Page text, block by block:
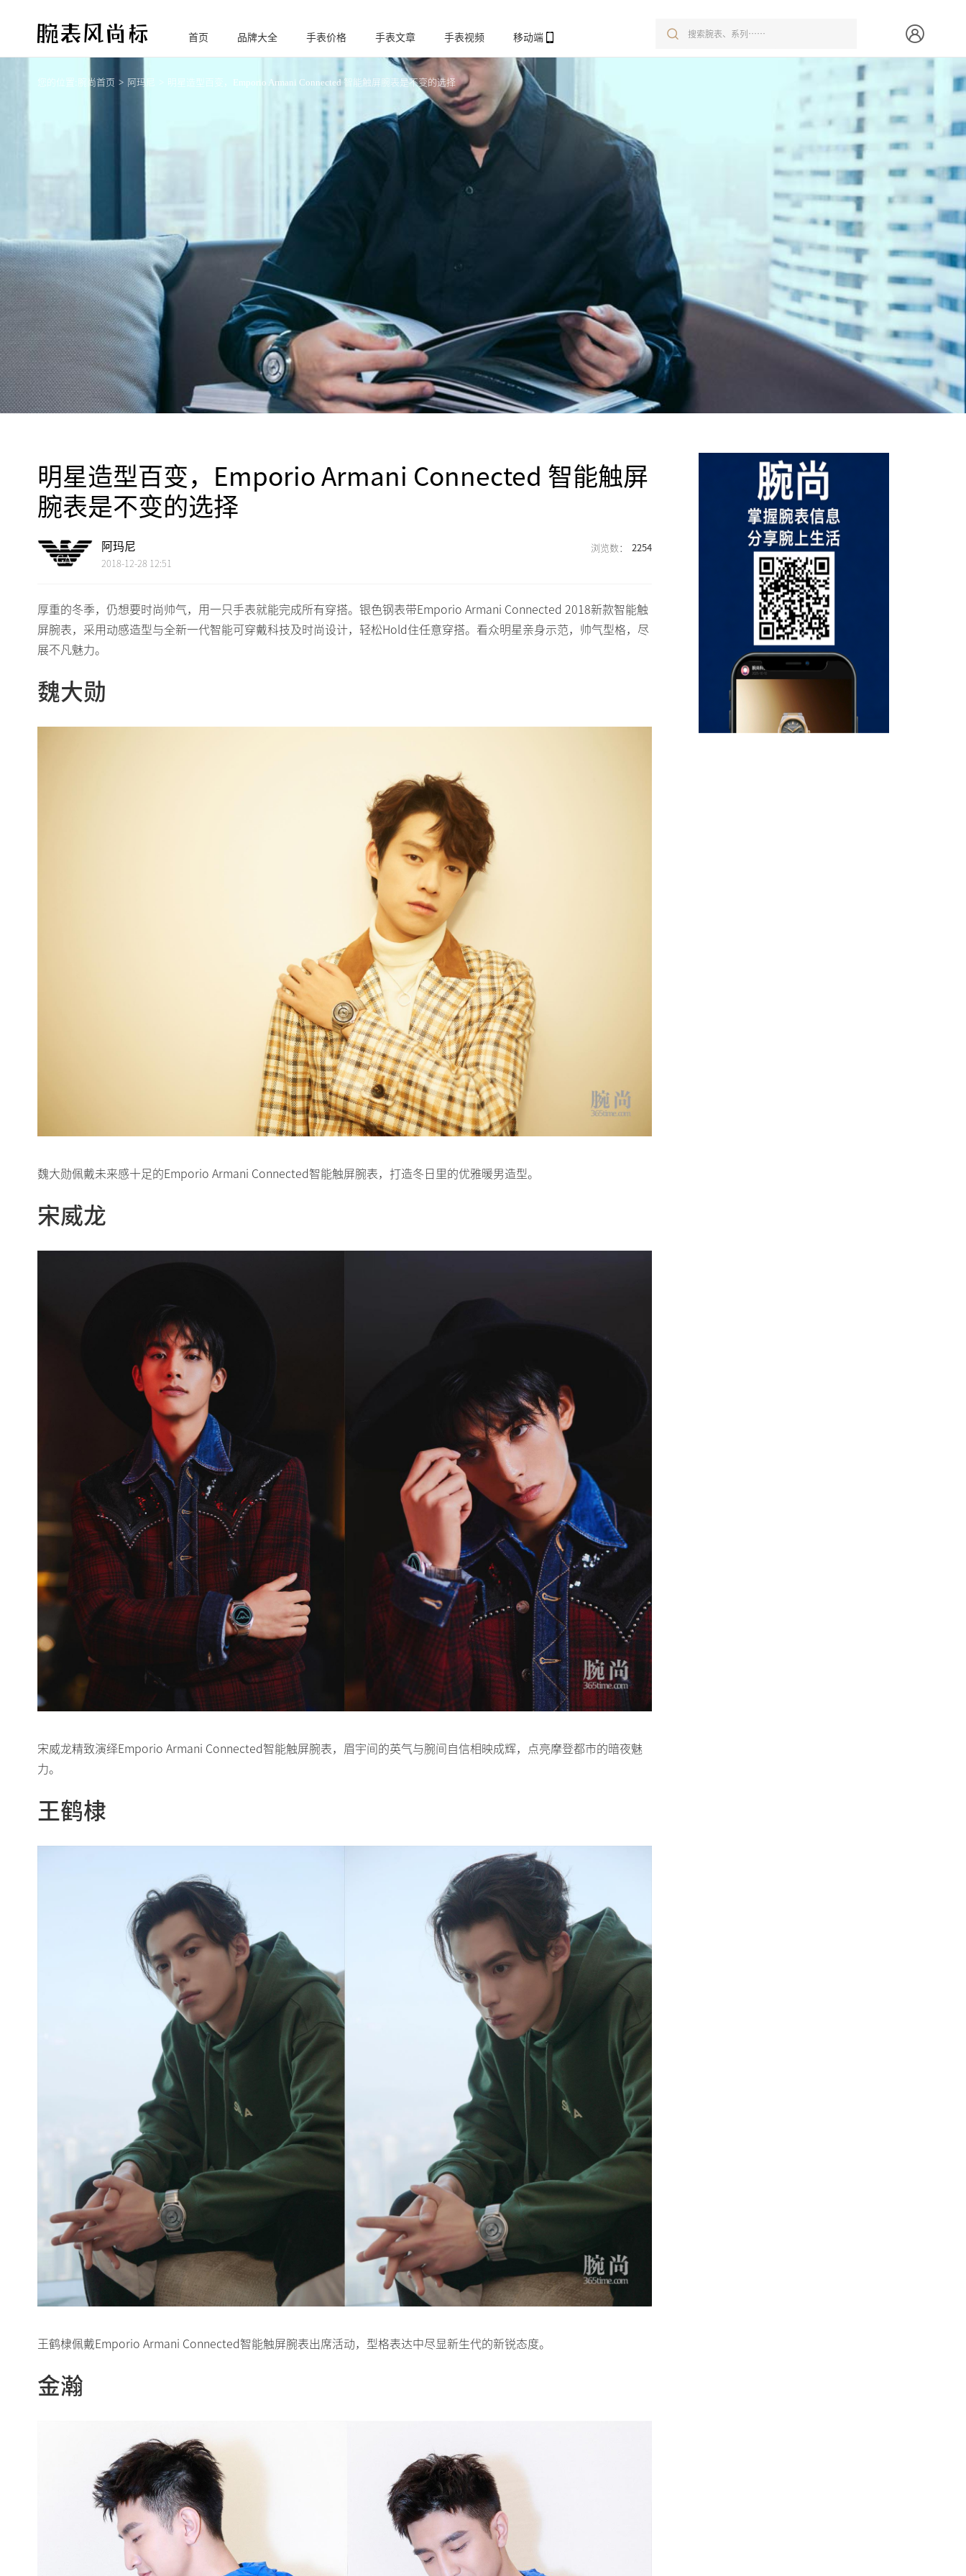
腕
表风尚标
首页 品牌大全 手表价格 手表文章 手表视频 移动端
您的位置: 腕尚首页 阿玛尼 明星造型百变，Emporio Armani Connected 智能触屏腕表是不变的选择
明星造型百变，Emporio Armani Connected 智能触屏
腕表是不变的选择
阿玛尼
2018-12-28 12:51
2254
厚重的冬季，仍想要时尚帅气，用一只手表就能完成所有穿搭。银色钢表带Emporio Armani Connected 2018新款智能触
屏腕表，采用动感造型与全新一代智能可穿戴科技及时尚设计，轻松Hold住任意穿搭。看众明星亲身示范，帅气型格，尽
展不凡魅力。
魏大勋
魏大勋佩戴未来感十足的Emporio Armani Connected智能触屏腕表，打造冬日里的优雅暖男造型。
宋威龙
宋威龙精致演绎Emporio Armani Connected智能触屏腕表，眉宇间的英气与腕间自信相映成辉，点亮摩登都市的暗夜魅
力。
王鹤棣
王鹤棣佩戴Emporio Armani Connected智能触屏腕表出席活动，型格表达中尽显新生代的新锐态度。
金瀚